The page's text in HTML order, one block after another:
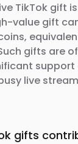
TikTok gift
value gift
gifts are
live
gifts